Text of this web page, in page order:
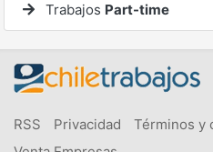
Trabajos Part-time
RSS Privacidad Términos y